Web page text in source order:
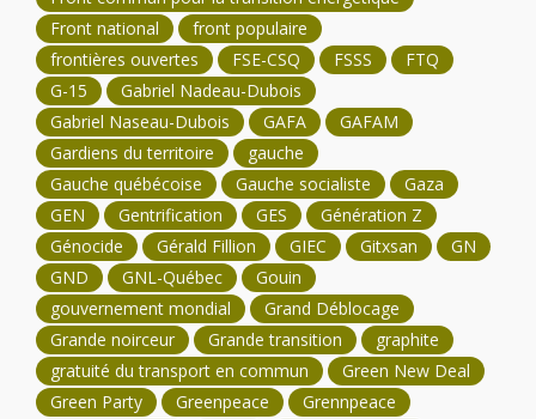
Front national
front populaire
frontières ouvertes
FSE-CSQ FSSS
FTQ
G-15
Gabriel Nadeau-Dubois
Gabriel Naseau-Dubois
GAFA
GAFAM
Gardiens du territoire
gauche
Gauche québécoise
Gauche socialiste
Gaza
GEN
Gentrification GES
Génération Z
Génocide
Gérald Fillion GIEC Gitxsan
GN
GND
GNL-Québec
Gouin
gouvernement mondial
Grand Déblocage
Grande noirceur
Grande transition
graphite
gratuité du transport en commun
Green New Deal
Green Party
Greenpeace
Grennpeace